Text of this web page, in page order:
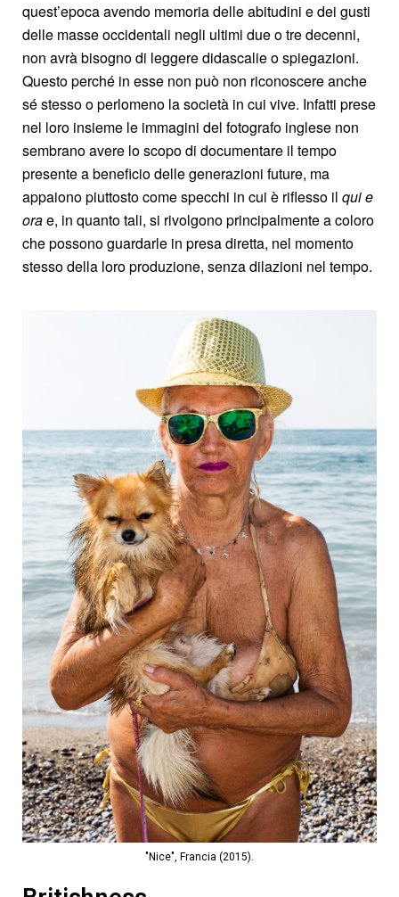
quest’epoca avendo memoria delle abitudini e dei gusti
delle masse occidentali negli ultimi due o tre decenni,
non avrà bisogno di leggere didascalie o spiegazioni.
Questo perché in esse non può non riconoscere anche
sé stesso o perlomeno la società in cui vive. Infatti prese
nel loro insieme le immagini del fotografo inglese non
sembrano avere lo scopo di documentare il tempo
presente a beneficio delle generazioni future, ma
appaiono piuttosto come specchi in cui è riflesso il qui e
orae, in quanto tali, si rivolgono principalmente a coloro
che possono guardarle in presa diretta, nel momento
stesso della loro produzione, senza dilazioni nel tempo.
"Nice", Francia (2015).